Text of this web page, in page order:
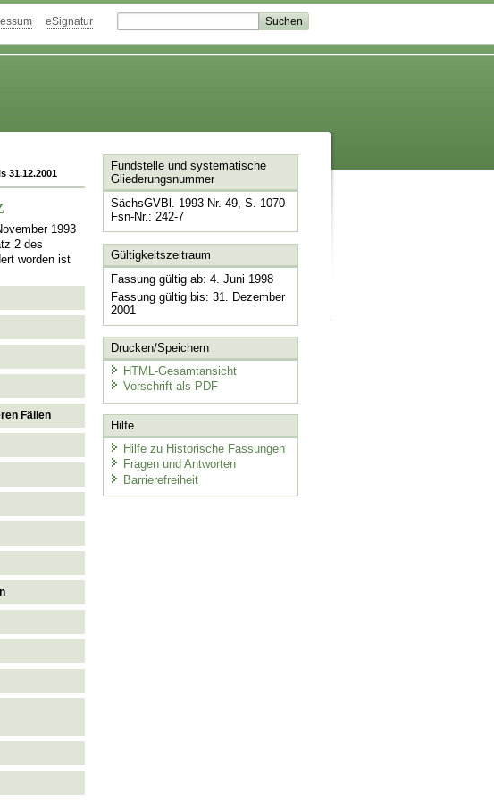
eSignatur
31.12.2001
1993
2 des
worden ist
Fällen
Fundstelle und systematische
Gliederungsnummer
SächsGVBl. 1993 Nr. 49, S. 1070
Fsn-Nr.: 242-7
Gültigkeitszeitraum
Fassung gültig ab: 4. Juni 1998
Fassung gültig bis: 31. Dezember
2001
Drucken/Speichern
HTML-Gesamtansicht
Vorschrift als PDF
Hilfe
Hilfe zu Historische Fassungen
Fragen und Antworten
Barrierefreiheit